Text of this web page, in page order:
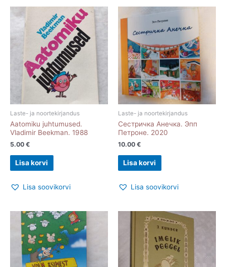
Laste- ja noortekirjandus
Aatomiku juhtumused.
Vladimir Beekman. 1988
5.00 €
Lisa korvi
Lisa soovikorvi
Laste- ja noortekirjandus
Сестричка Анечка. Эпп
Петроне. 2020
10.00 €
Lisa korvi
Lisa soovikorvi